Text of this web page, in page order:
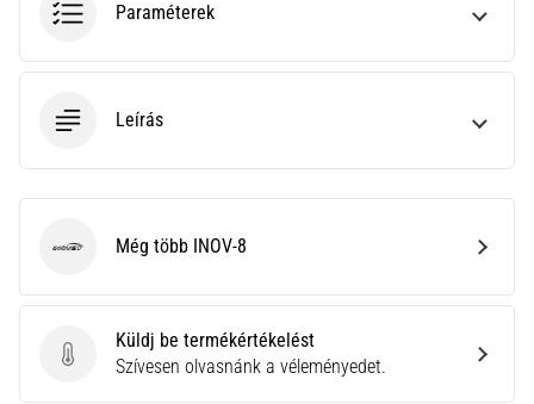
Paraméterek
Leírás
Küldj be termékértékelést
Küldj be termékértékelést
Szívesen olvasnánk a véleményedet.
INOV-8Még több INOV-8